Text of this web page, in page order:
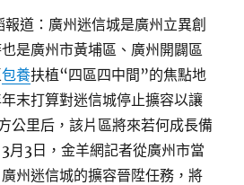
道：廣州迷信城是廣州立異創
是廣州市黃埔區、廣州開闢區
包養扶植“四區四中間”的焦點地
末打算對迷信城停止擴容以讓
公里后，該片區將來若何成長備
月3日，金羊網記者從廣州市當
州迷信城的擴容晉陞任務，將